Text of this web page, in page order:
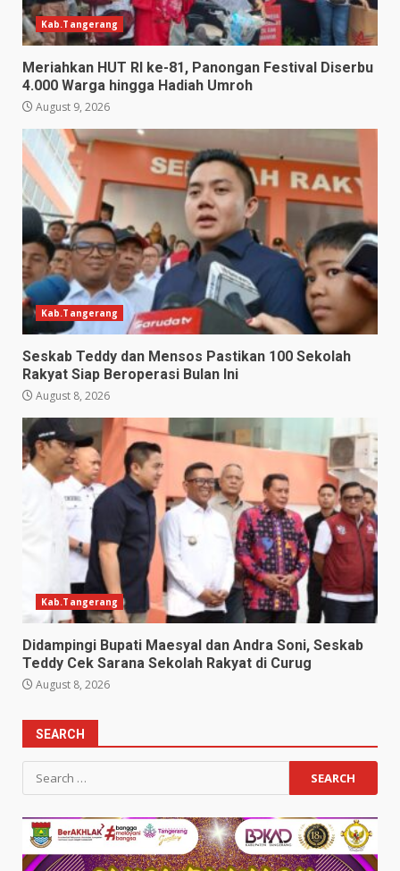
Kab.Tangerang
Meriahkan HUT RI ke-81, Panongan Festival Diserbu
4.000 Warga hingga Hadiah Umroh
August 9, 2026
Kab.Tangerang
Seskab Teddy dan Mensos Pastikan 100 Sekolah
Rakyat Siap Beroperasi Bulan Ini
August 8, 2026
Kab.Tangerang
Didampingi Bupati Maesyal dan Andra Soni, Seskab
Teddy Cek Sarana Sekolah Rakyat di Curug
August 8, 2026
SEARCH
Search
for: